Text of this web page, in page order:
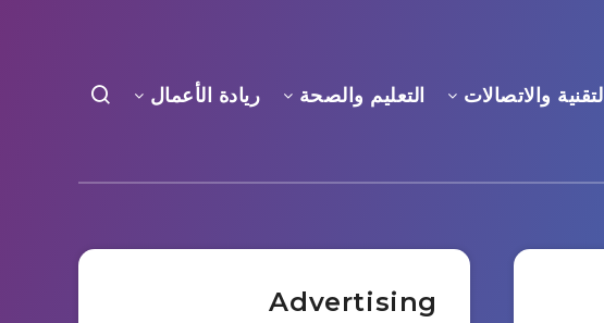
التقنية والاتصالات التعليم والصحة ريادة الأعمال
Advertising